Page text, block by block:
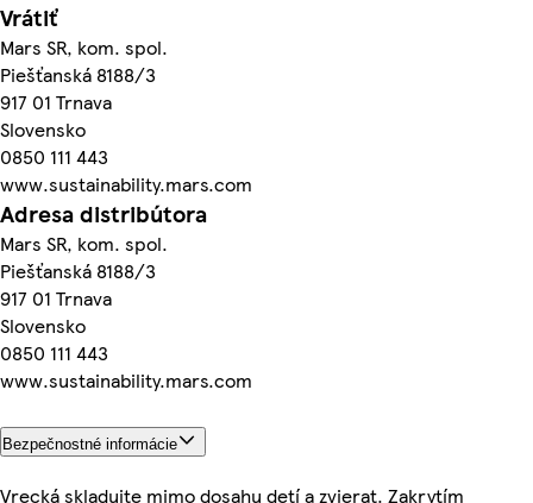
Vrátiť
Mars SR, kom. spol.
Piešťanská 8188/3
917 01 Trnava
Slovensko
0850 111 443
www.sustainability.mars.com
Adresa distribútora
Mars SR, kom. spol.
Piešťanská 8188/3
917 01 Trnava
Slovensko
0850 111 443
www.sustainability.mars.com
Bezpečnostné informácie
Vrecká skladujte mimo dosahu detí a zvierat. Zakrytím